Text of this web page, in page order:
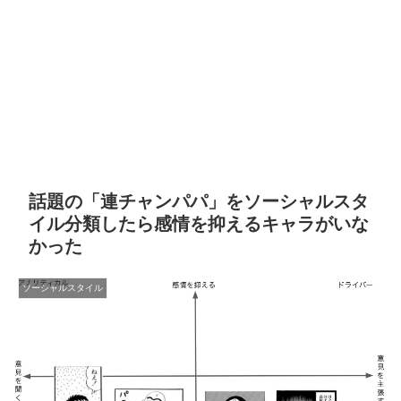
話題の「連チャンパパ」をソーシャルスタ
イル分類したら感情を抑えるキャラがいな
かった
ソーシャルスタイル